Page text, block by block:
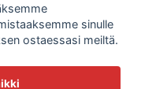
sinulle
ostaessasi meiltä.